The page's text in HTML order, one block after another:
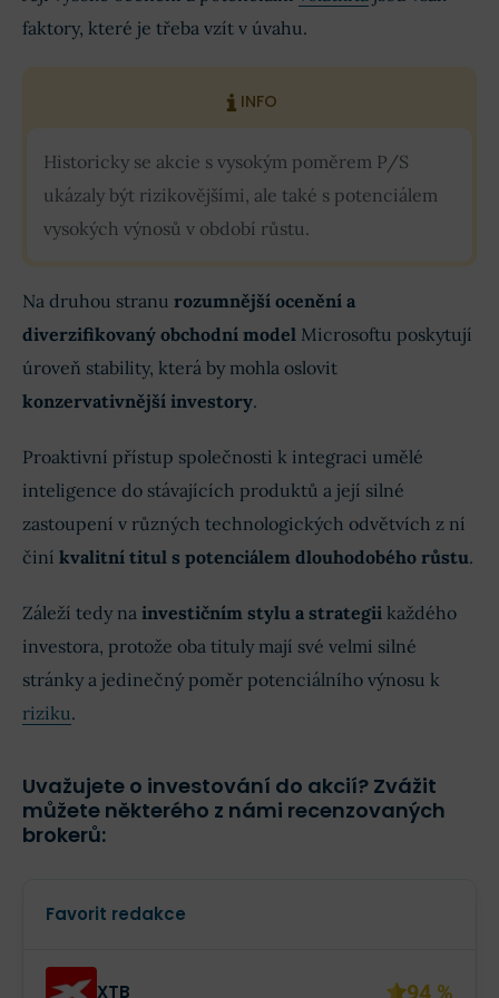
faktory, které je třeba vzít v úvahu.
INFO
Historicky se akcie s vysokým poměrem P/S
ukázaly být rizikovějšími, ale také s potenciálem
vysokých výnosů v období růstu.
Na druhou stranu rozumnější ocenění a
diverzifikovaný obchodní model Microsoftu poskytují
úroveň stability, která by mohla oslovit
konzervativnější investory.
Proaktivní přístup společnosti k integraci umělé
inteligence do stávajících produktů a její silné
zastoupení v různých technologických odvětvích z ní
činí kvalitní titul s potenciálem dlouhodobého růstu.
Záleží tedy na investičním stylu a strategii každého
investora, protože oba tituly mají své velmi silné
stránky a jedinečný poměr potenciálního výnosu k
riziku.
Uvažujete o investování do akcií? Zvážit
můžete některého z námi recenzovaných
brokerů:
Favorit redakce
XTB